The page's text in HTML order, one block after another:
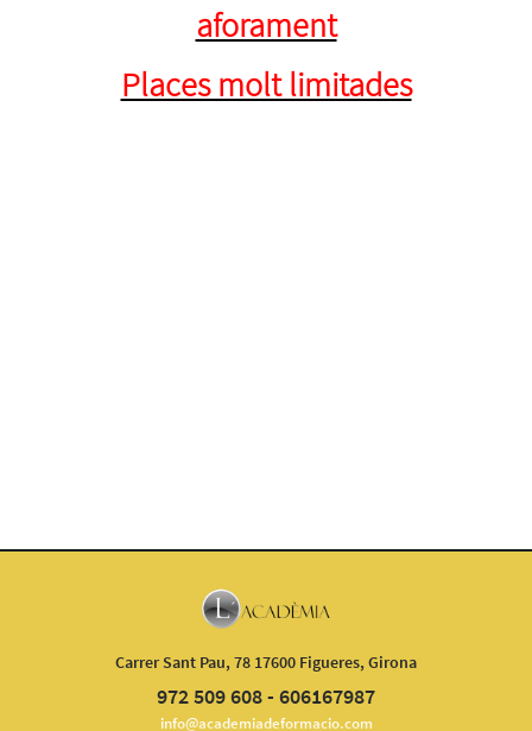
aforament
Places molt limitades
Carrer Sant Pau, 78 17600 Figueres, Girona
972 509 608 - 606167987
info@academiadeformacio.com